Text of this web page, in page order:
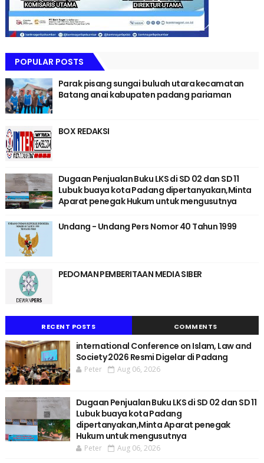
POPULAR POSTS
Parak pisang sungai buluah utara kecamatan
Batang anai kabupaten padang pariaman
BOX REDAKSI
Dugaan Penjualan Buku LKS di SD 02 dan SD 11
Lubuk buaya kota Padang dipertanyakan,Minta
Aparat penegak Hukum untuk mengusutnya
Undang - Undang Pers Nomor 40 Tahun 1999
PEDOMAN PEMBERITAAN MEDIA SIBER
RECENT POSTS COMMENTS
international Conference on Islam, Law and
Society 2026 Resmi Digelar di Padang
Peter Aug 06, 2026
Dugaan Penjualan Buku LKS di SD 02 dan SD 11
Lubuk buaya kota Padang
dipertanyakan,Minta Aparat penegak
Hukum untuk mengusutnya
Peter Aug 06, 2026